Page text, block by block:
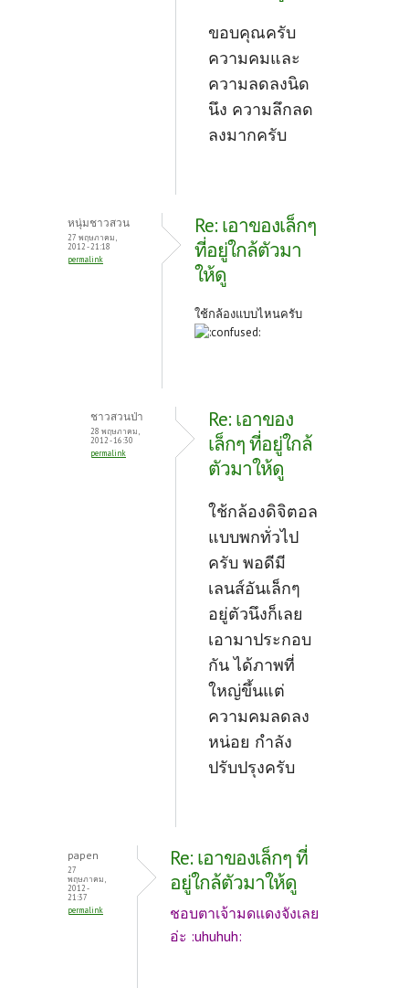
ขอบคุณครับ
ความคมและ
ความลดลงนิด
นึง ความลึกลด
ลงมากครับ
หนุ่มชาวสวน
27 พฤษภาคม,
2012 - 21:18
permalink
Re: เอาของเล็กๆ
ที่อยู่ใกล้ตัวมา
ให้ดู
ใช้กล้องแบบไหนครับ
ชาวสวนป่า
28 พฤษภาคม,
2012 - 16:30
permalink
Re: เอาของ
เล็กๆ ที่อยู่ใกล้
ตัวมาให้ดู
ใช้กล้องดิจิตอล
แบบพกทั่วไป
ครับ พอดีมี
เลนส์อันเล็กๆ
อยู่ตัวนึงก็เลย
เอามาประกอบ
กัน ได้ภาพที่
ใหญ่ขึ้นแต่
ความคมลดลง
หน่อย กำลัง
ปรับปรุงครับ
papen
27
พฤษภาคม,
2012 -
21:37
permalink
Re: เอาของเล็กๆ ที่
อยู่ใกล้ตัวมาให้ดู
ชอบตาเจ้ามดแดงจังเลย
อ่ะ :uhuhuh: